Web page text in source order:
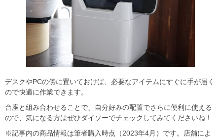
デスクやPCの傍に置いておけば、必要なアイテムにすぐに手が届く
ので快適に作業できます。
台座と組み合わせることで、自分好みの配置でさらに便利に使える
ので、気になる方はぜひダイソーでチェックしてみてくださいね！
※記事内の商品情報は筆者購入時点（2023年4月）です。店舗によ